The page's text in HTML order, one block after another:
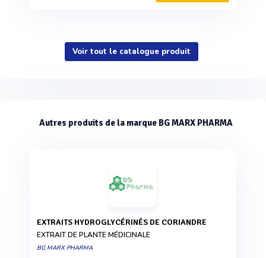
Voir tout le catalogue produit
Autres produits de la marque BG MARX PHARMA
EXTRAITS HYDROGLYCÉRINÉS DE CORIANDRE
EXTRAIT DE PLANTE MÉDICINALE
BG MARX PHARMA